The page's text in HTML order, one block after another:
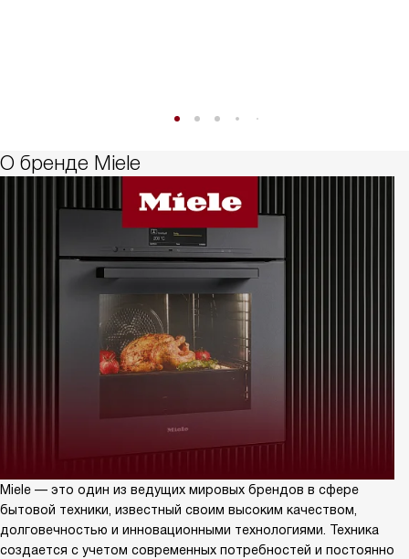
О бренде Miele
Miele — это один из ведущих мировых брендов в сфере
бытовой техники, известный своим высоким качеством,
долговечностью и инновационными технологиями. Техника
создается с учетом современных потребностей и постоянно